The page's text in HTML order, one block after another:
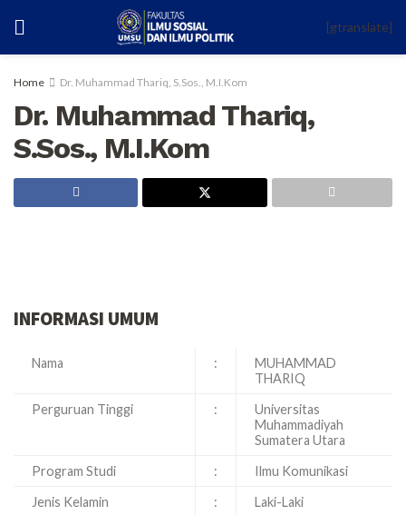
[gtranslate]
Home Dr. Muhammad Thariq, S.Sos., M.I.Kom
Dr. Muhammad Thariq,
S.Sos., M.I.Kom
INFORMASI UMUM
Nama :
MUHAMMAD
THARIQ
Perguruan Tinggi
:
Universitas
Muhammadiyah
Sumatera Utara
Program Studi
:
Ilmu Komunikasi
Jenis Kelamin
:
Laki-Laki